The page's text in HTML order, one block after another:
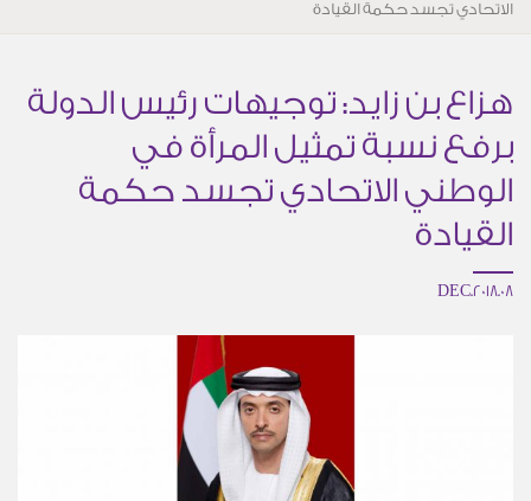
الاتحادي تجسد حكمة القيادة
هزاع بن زايد: توجيهات رئيس الدولة
برفع نسبة تمثيل المرأة في
الوطني الاتحادي تجسد حكمة
القيادة
08.DEC.2018